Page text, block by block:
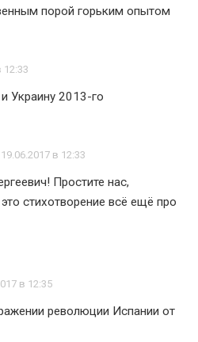
порой горьким опытом
12:33
Украину 2013-го
19.06.2017 в 12:33
Простите нас,
стихотворение всё ещё про
в 12:35
революции Испании от